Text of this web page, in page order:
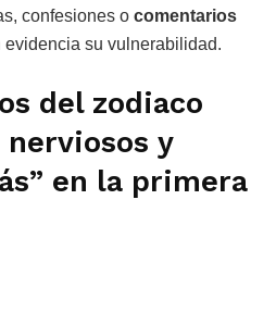
confesiones o comentarios
evidencia su vulnerabilidad.
del zodiaco
nerviosos y
en la primera